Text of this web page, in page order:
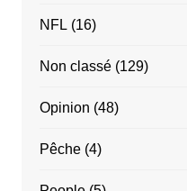
NFL (16)
Non classé(129)
Opinion (48)
Pêche(4)